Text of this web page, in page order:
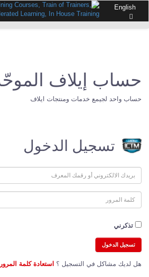
English
حساب إيلاف الموحّد
حساب واحد لجيمع خدمات ومنتجات ايلاف
تسجيل الدخول
تذكرني
هل لديك مشاكل في التسجيل ؟ استعادة كلمة المرور